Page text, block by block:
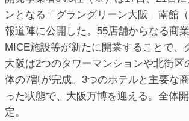
ンとなる「グラングリーン大阪」南館
報道陣に公開した。55店舗からなる商業
MICE施設等が新たに開業することで、
大阪は2つのタワーマンションや北街区
体の7割が完成。3つのホテルと主要な
った状態で、大阪万博を迎える。全体
定。